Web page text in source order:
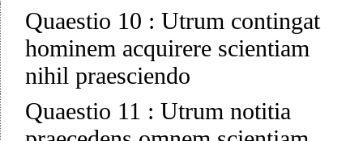
Quaestio 10 : Utrum contingat
hominem acquirere scientiam
nihil praesciendo
Quaestio 11 : Utrum notitia